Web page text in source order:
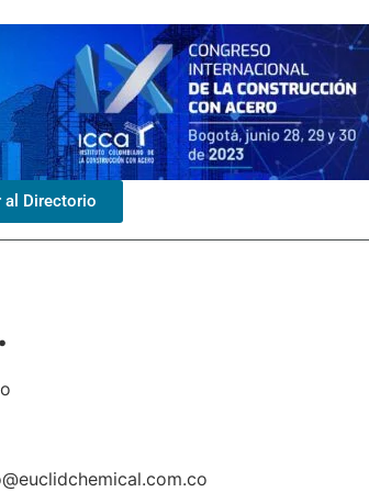
al Directorio